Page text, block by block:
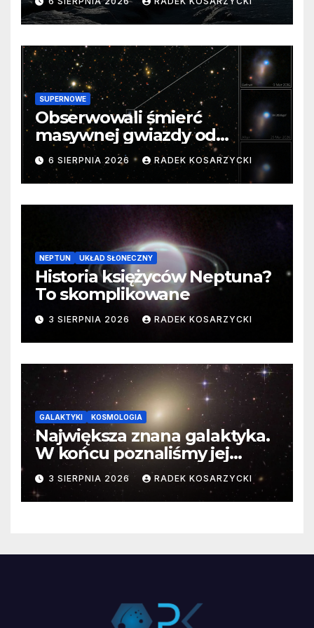
SUPERNOWE
Obserwowali śmierć
masywnej gwiazdy od
samego początku. Niezwykle
cenne dane
6 SIERPNIA 2026 RADEK KOSARZYCKI
NEPTUN UKŁAD SŁONECZNY
Historia księżyców Neptuna?
To skomplikowane
3 SIERPNIA 2026 RADEK KOSARZYCKI
GALAKTYKI KOSMOLOGIA
Największa znana galaktyka.
W końcu poznaliśmy jej
faktyczne wymiary
3 SIERPNIA 2026 RADEK KOSARZYCKI